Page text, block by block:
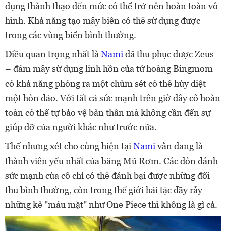
dụng thành thạo đến mức có thể trở nên hoàn toàn vô
hình. Khả năng tạo mây biển có thể sử dụng được
trong các vùng biển bình thường.
Điều quan trọng nhất làNamiđã thu phục được Zeus
– đám mây sử dụng linh hồn của tứ hoàng Bingmom
có khả năng phóng ra một chùm sét có thể hủy diệt
một hòn đảo. Với tất cả sức mạnh trên giờ đây cô hoàn
toàn có thể tự bảo vệ bản thân mà không cần đến sự
giúp đỡ của người khác như trước nữa.
Thế nhưng xét cho cùng hiện tạiNamivẫn đang là
thành viên yếu nhất của băng Mũ Rơm. Các đòn đánh
sức mạnh của cô chỉ có thể đánh bại được những đối
thủ bình thường, còn trong thế giới hải tặc đầy rẫy
những kẻ "máu mặt" như One Piece thì không là gì cả.